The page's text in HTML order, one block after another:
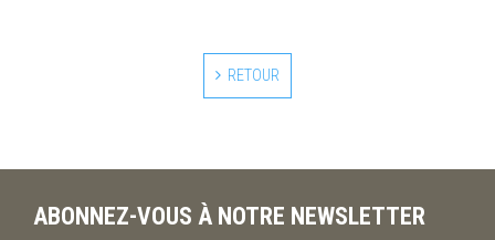
RETOUR
ABONNEZ-VOUS À NOTRE NEWSLETTER